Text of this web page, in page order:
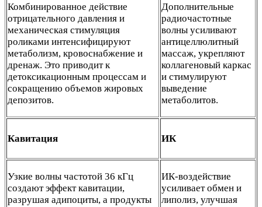
Комбинированное действие
отрицательного давления и
механическая стимуляция
роликами интенсифицируют
метаболизм, кровоснабжение и
дренаж. Это приводит к
детоксикационным процессам и
сокращению объемов жировых
депозитов.
Дополнительные
радиочастотные
волны усиливают
антицеллюлитный
массаж, укрепляют
коллагеновый каркас
и стимулируют
выведение
метаболитов.
Кавитация ИК
Узкие волны частотой 36 кГц
создают эффект кавитации,
разрушая адипоциты, а продукты
ИК-воздействие
усиливает обмен и
липолиз, улучшая